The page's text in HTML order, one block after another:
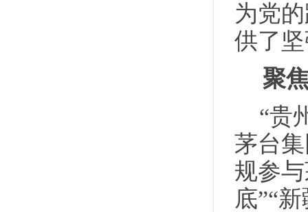
为党
供了
聚
“贵
茅台
规参
底”“